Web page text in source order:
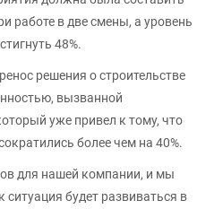
работе в две смены, а уровень
48%.
решения о строительстве
вызванной
уже привел к тому, что
более чем на 40%.
для нашей компании, и мы
ситуация будет развиваться в